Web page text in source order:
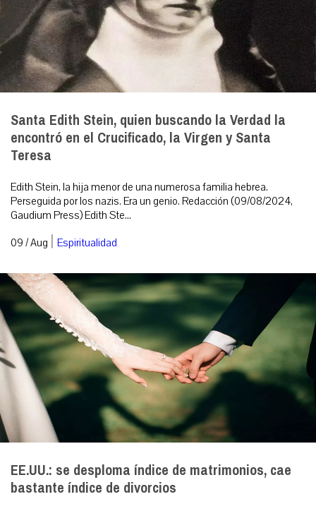
Santa Edith Stein, quien buscando la Verdad la
encontró en el Crucificado, la Virgen y Santa
Teresa
Edith Stein, la hija menor de una numerosa familia hebrea.
Perseguida por los nazis. Era un genio. Redacción (09/08/2024,
Gaudium Press) Edith Ste...
09 / Aug | Espiritualidad
EE.UU.: se desploma índice de matrimonios, cae
bastante índice de divorcios